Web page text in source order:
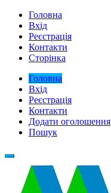
Головна
Вхід
Реєстрація
Контакти
Сторінка
Головна
Вхід
Реєстрація
Контакти
Додати оголошення
Пошук